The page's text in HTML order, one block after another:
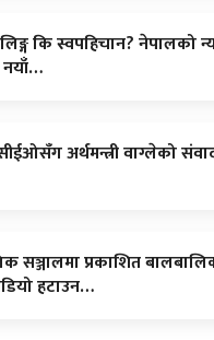
कि स्वपहिचान? नेपालको
अर्थमन्त्री वाग्लेको
सञ्जालमा प्रकाशित
हटाउन…